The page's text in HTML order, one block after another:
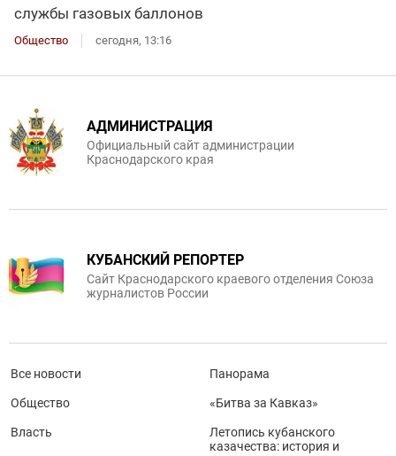
службы газовых баллонов
Общество сегодня, 13:16
АДМИНИСТРАЦИЯ
Официальный сайт администрации
Краснодарского края
КУБАНСКИЙ РЕПОРТЕР
Сайт Краснодарского краевого отделения Союза
журналистов России
Все новости
Общество
Власть
Панорама
«Битва за Кавказ»
Летопись кубанского
казачества: история и